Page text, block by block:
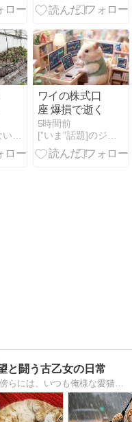
ト、ポテトサ
ラダと、差し
入れを沢山い
ただいた1日
でした＼(^o^)
／
穫しました
がんばり過ぎないでよ！
ワイの株式口
座 爆損で逝く
5時間前
[”いま”話題]のジャンル速報スペシャルまとめ
と闘う古乙女の日常